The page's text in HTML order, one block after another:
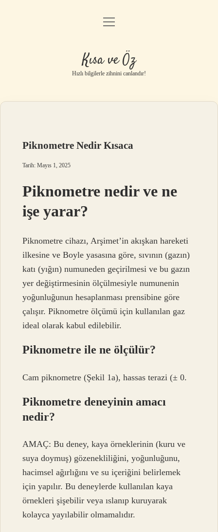
Anasayfa
Gizlilik Politikası
Yasal Uyarı
menüyü
Kısa ve Öz
Hızlı bilgilerle zihnini canlandır!
Piknometre Nedir Kısaca
Tarih: Mayıs 1, 2025
Piknometre nedir ve ne
işe yarar?
Piknometre cihazı, Arşimet’in akışkan hareketi
ilkesine ve Boyle yasasına göre, sıvının (gazın)
katı (yığın) numuneden geçirilmesi ve bu gazın
yer değiştirmesinin ölçülmesiyle numunenin
yoğunluğunun hesaplanması prensibine göre
çalışır. Piknometre ölçümü için kullanılan gaz
ideal olarak kabul edilebilir.
Piknometre ile ne ölçülür?
Cam piknometre (Şekil 1a), hassas terazi (± 0.
Piknometre deneyinin amacı
nedir?
AMAÇ: Bu deney, kaya örneklerinin (kuru ve
suya doymuş) gözenekliliğini, yoğunluğunu,
hacimsel ağırlığını ve su içeriğini belirlemek
için yapılır. Bu deneylerde kullanılan kaya
örnekleri şişebilir veya ıslanıp kuruyarak
kolayca yayılabilir olmamalıdır.